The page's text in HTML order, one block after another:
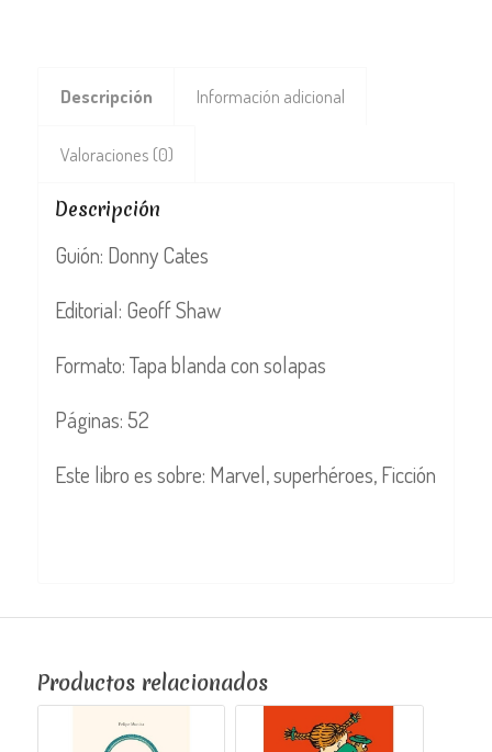
Descripción Información adicional
Valoraciones (0)
Descripción
Guión: Donny Cates
Editorial: Geoff Shaw
Formato: Tapa blanda con solapas
Páginas: 52
Este libro es sobre: Marvel, superhéroes, Ficción
Productos relacionados